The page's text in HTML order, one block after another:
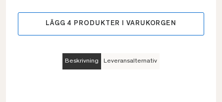
LÄGG 4 PRODUKTER I VARUKORGEN
Beskrivning Leveransalternativ